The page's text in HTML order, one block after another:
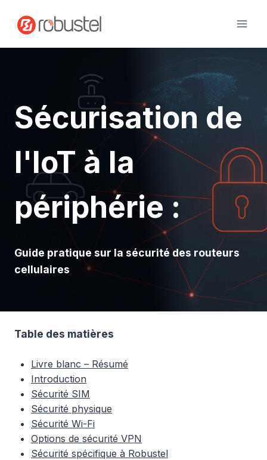
contenu
Sécurisation de
l'IoT à la
périphérie :
Guide pratique sur la sécurité des routeurs
cellulaires
Table des matières
Livre blanc – Résumé
Introduction
Sécurité SIM
Sécurité physique
Sécurité Wi-Fi
Options de sécurité VPN
Sécurité spécifique à Robustel